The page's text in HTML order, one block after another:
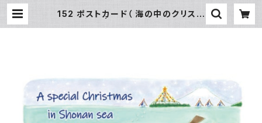
152 ポストカード（ 海の中のクリスマ